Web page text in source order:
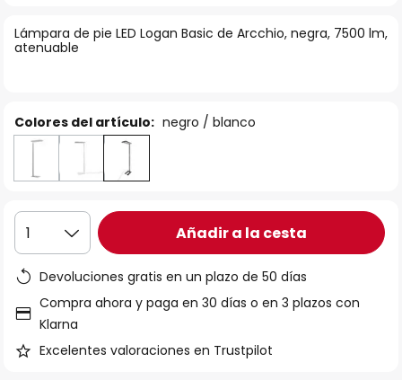
galería
de
Lámpara de pie LED Logan Basic de Arcchio, negra, 7500 lm,
atenuable
Colores del artículo: negro / blanco
1 Añadir a la cesta
Devoluciones gratis en un plazo de 50 días
Compra ahora y paga en 30 días o en 3 plazos con
Klarna
Excelentes valoraciones en Trustpilot